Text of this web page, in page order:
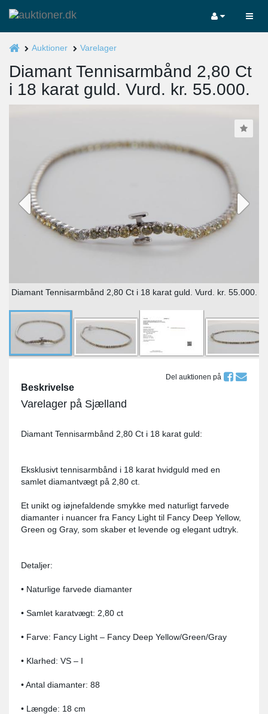
Auktioner Varelager
Diamant Tennisarmbånd 2,80 Ct
i 18 karat guld. Vurd. kr. 55.000.
Diamant Tennisarmbånd 2,80 Ct i 18 karat guld. Vurd. kr. 55.000.
Del auktionen på
Beskrivelse
Varelager på Sjælland
Diamant Tennisarmbånd 2,80 Ct i 18 karat guld:
Eksklusivt tennisarmbånd i 18 karat hvidguld med en
samlet diamantvægt på 2,80 ct.
Et unikt og iøjnefaldende smykke med naturligt farvede
diamanter i nuancer fra Fancy Light til Fancy Deep Yellow,
Green og Gray, som skaber et levende og elegant udtryk.
Detaljer:
• Naturlige farvede diamanter
• Samlet karatvægt: 2,80 ct
• Farve: Fancy Light – Fancy Deep Yellow/Green/Gray
• Klarhed: VS – I
• Antal diamanter: 88
• Længde: 18 cm